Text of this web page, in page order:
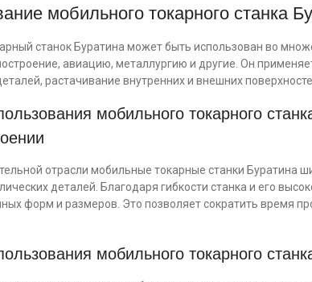
мобильного токарного станка
станок Буратина может быть использован во
авиацию, металлургию и другие. Он
растачивание внутренних и внешних
мобильного токарного
отрасли мобильные токарные станки Буратина
деталей. Благодаря гибкости станка и его
форм и размеров. Это позволяет сократить время
мобильного токарного